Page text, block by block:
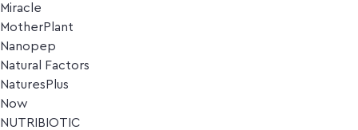
Miracle
MotherPlant
Nanopep
Natural Factors
NaturesPlus
Now
NUTRIBIOTIC